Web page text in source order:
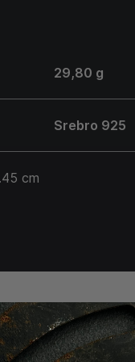
To
woli.29,80 g
Srebro 925
cm